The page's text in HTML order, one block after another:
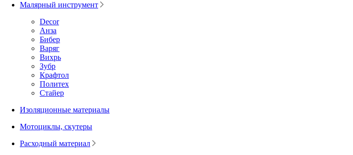
Малярный инструмент
Decor
Анза
Бибер
Варяг
Вихрь
Зубр
Крафтол
Политех
Стайер
Изоляционные материалы
Мотоциклы, скутеры
Расходный материал